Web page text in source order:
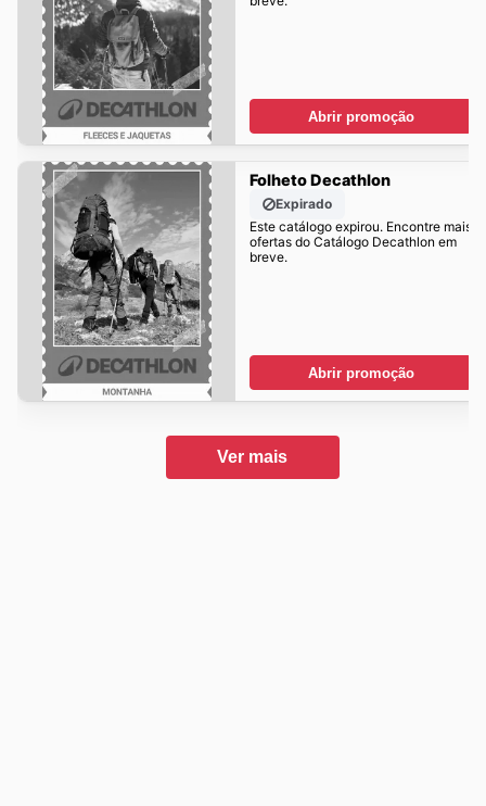
Abrir promoção
Folheto Decathlon
Expirado
Este catálogo expirou. Encontre mais
ofertas do Catálogo Decathlon em
breve.
Abrir promoção
Ver mais